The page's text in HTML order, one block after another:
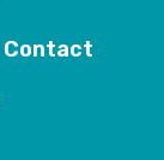
Contact